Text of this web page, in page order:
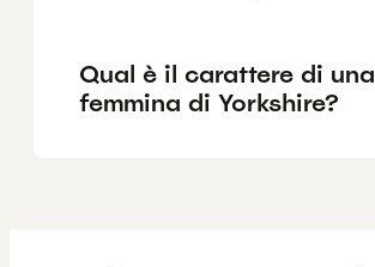
Qual è il carattere di una
femmina di Yorkshire?